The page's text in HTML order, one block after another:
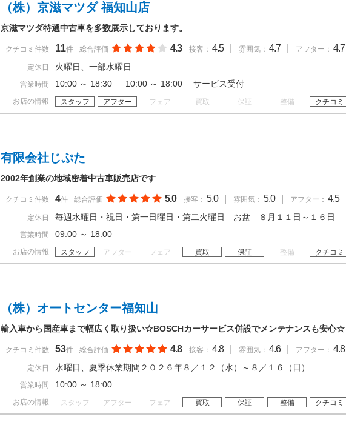
（株）京滋マツダ 福知山店
京滋マツダ特選中古車を多数展示しております。
クチコミ件数 11件 総合評価 4.3 接客： 4.5 雰囲気： 4.7 アフター： 4.7
定休日 火曜日、一部水曜日
営業時間 10:00 ～ 18:30 10:00 ～ 18:00 サービス受付
お店の情報 スタッフ アフター フェア 買取 保証 整備 クチコミ
有限会社じぷた
2002年創業の地域密着中古車販売店です
クチコミ件数 4件 総合評価 5.0 接客： 5.0 雰囲気： 5.0 アフター： 4.5
定休日 毎週水曜日・祝日・第一日曜日・第二火曜日 お盆 ８月１１日～１６日
営業時間 09:00 ～ 18:00
お店の情報 スタッフ アフター フェア 買取 保証 整備 クチコミ
（株）オートセンター福知山
輸入車から国産車まで幅広く取り扱い☆BOSCHカーサービス併設でメンテナンスも安心☆
クチコミ件数 53件 総合評価 4.8 接客： 4.8 雰囲気： 4.6 アフター： 4.8
定休日 水曜日、夏季休業期間２０２６年８／１２（水）～８／１６（日）
営業時間 10:00 ～ 18:00
お店の情報 スタッフ アフター フェア 買取 保証 整備 クチコミ